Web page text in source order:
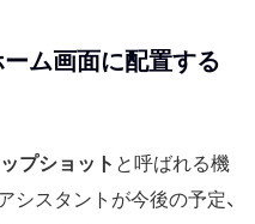
ム画面に配置する
プショット と呼ばれる機
シスタントが今後の予定、